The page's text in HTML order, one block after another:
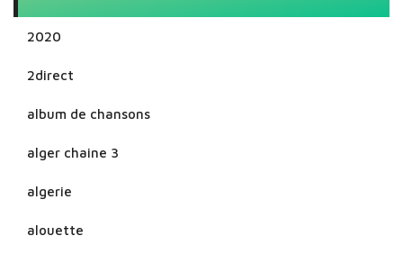
2020
2direct
album de chansons
alger chaine 3
algerie
alouette